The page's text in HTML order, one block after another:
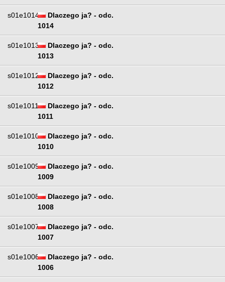
s01e1014
Dlaczego ja? - odc.
1014
s01e1013
Dlaczego ja? - odc.
1013
s01e1012
Dlaczego ja? - odc.
1012
s01e1011
Dlaczego ja? - odc.
1011
s01e1010
Dlaczego ja? - odc.
1010
s01e1009
Dlaczego ja? - odc.
1009
s01e1008
Dlaczego ja? - odc.
1008
s01e1007
Dlaczego ja? - odc.
1007
s01e1006
Dlaczego ja? - odc.
1006